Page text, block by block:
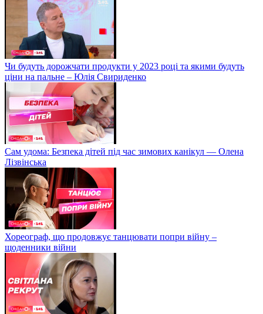
Чи будуть дорожчати продукти у 2023 році та якими будуть
ціни на пальне – Юлія Свириденко
Сам удома: Безпека дітей під час зимових канікул — Олена
Лізвінська
Хореограф, що продовжує танцювати попри війну –
щоденники війни